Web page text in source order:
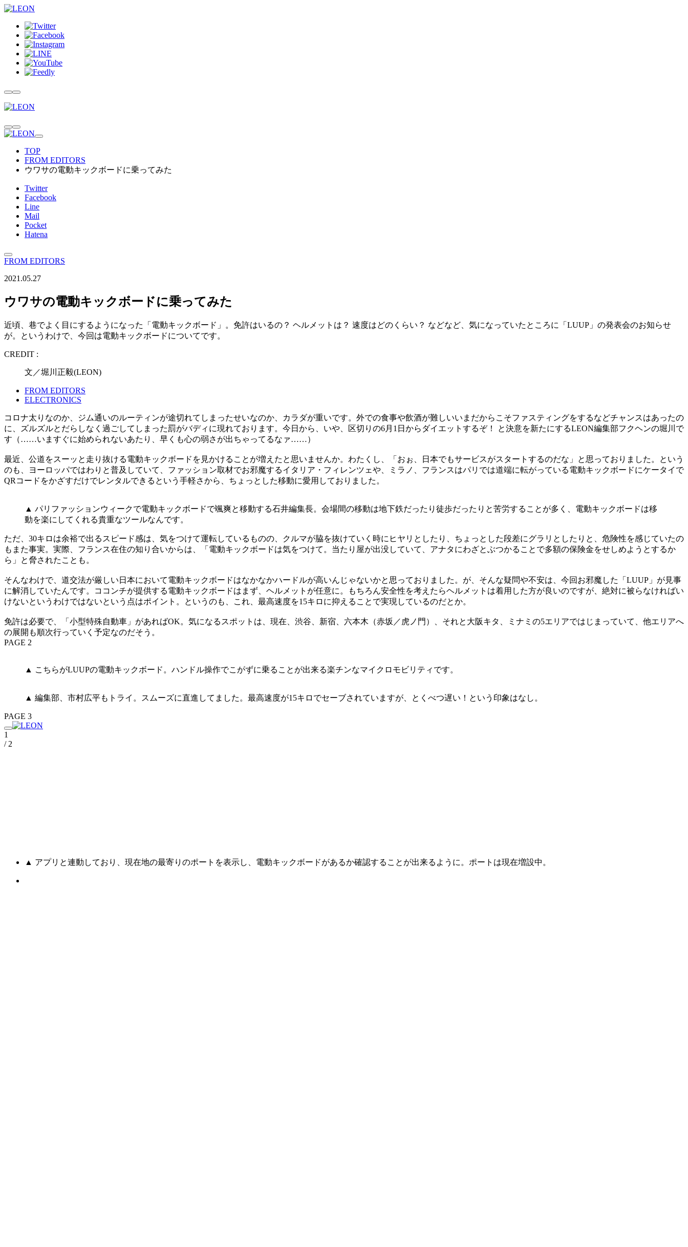
TOP
FROM EDITORS
ウワサの電動キックボードに乗ってみた
Twitter
Facebook
Line
Mail
Pocket
Hatena
FROM EDITORS
2021.05.27
ウワサの電動キックボードに乗ってみた
近頃、巷でよく目にするようになった「電動キックボード」。免許はいるの？ ヘルメットは？ 速度はどのくらい？ などなど、気になっていたところに「LUUP」の発表会のお知らせ
が。というわけで、今回は電動キックボードについてです。
CREDIT :
文／堀川正毅(LEON)
FROM EDITORS
ELECTRONICS
コロナ太りなのか、ジム通いのルーティンが途切れてしまったせいなのか、カラダが重いです。外での食事や飲酒が難しいいまだからこそファスティングをするなどチャンスはあったの
に、ズルズルとだらしなく過ごしてしまった罰がバディに現れております。今日から、いや、区切りの6月1日からダイエットするぞ！ と決意を新たにするLEON編集部フクヘンの堀川で
す（……いますぐに始められないあたり、早くも心の弱さが出ちゃってるなァ……）
最近、公道をスーッと走り抜ける電動キックボードを見かけることが増えたと思いませんか。わたくし、「おぉ、日本でもサービスがスタートするのだな」と思っておりました。という
のも、ヨーロッパではわりと普及していて、ファッション取材でお邪魔するイタリア・フィレンツェや、ミラノ、フランスはパリでは道端に転がっている電動キックボードにケータイで
QRコードをかざすだけでレンタルできるという手軽さから、ちょっとした移動に愛用しておりました。
▲ パリファッションウィークで電動キックボードで颯爽と移動する石井編集長。会場間の移動は地下鉄だったり徒歩だったりと苦労することが多く、電動キックボードは移
動を楽にしてくれる貴重なツールなんです。
ただ、30キロは余裕で出るスピード感は、気をつけて運転しているものの、クルマが脇を抜けていく時にヒヤリとしたり、ちょっとした段差にグラリとしたりと、危険性を感じていたの
もまた事実。実際、フランス在住の知り合いからは、「電動キックボードは気をつけて。当たり屋が出没していて、アナタにわざとぶつかることで多額の保険金をせしめようとするか
ら」と脅されたことも。
そんなわけで、道交法が厳しい日本において電動キックボードはなかなかハードルが高いんじゃないかと思っておりました。が、そんな疑問や不安は、今回お邪魔した「LUUP」が見事
に解消していたんです。ココンチが提供する電動キックボードはまず、ヘルメットが任意に。もちろん安全性を考えたらヘルメットは着用した方が良いのですが、絶対に被らなければい
けないというわけではないという点はポイント。というのも、これ、最高速度を15キロに抑えることで実現しているのだとか。
免許は必要で、「小型特殊自動車」があればOK。気になるスポットは、現在、渋谷、新宿、六本木（赤坂／虎ノ門）、それと大阪キタ、ミナミの5エリアではじまっていて、他エリアへ
の展開も順次行っていく予定なのだそう。
PAGE 2
▲ こちらがLUUPの電動キックボード。ハンドル操作でこがずに乗ることが出来る楽チンなマイクロモビリティです。
▲ 編集部、市村広平もトライ。スムーズに直進してました。最高速度が15キロでセーブされていますが、とくべつ遅い！という印象はなし。
PAGE 3
1
/ 2
▲ アプリと連動しており、現在地の最寄りのポートを表示し、電動キックボードがあるか確認することが出来るように。ポートは現在増設中。